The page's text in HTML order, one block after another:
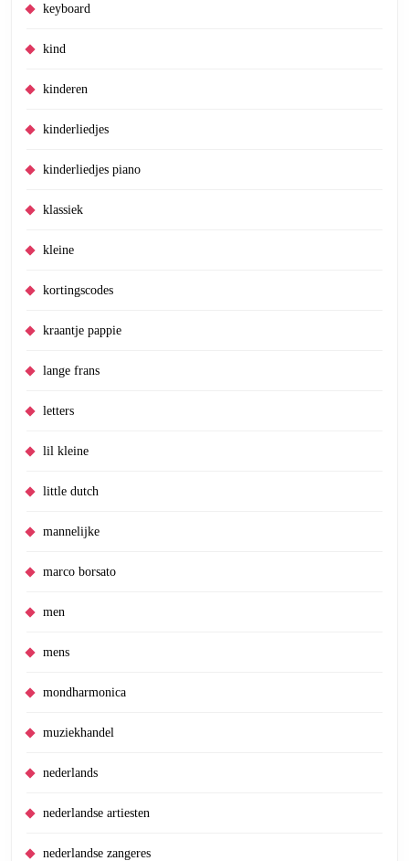
keyboard
kind
kinderen
kinderliedjes
kinderliedjes piano
klassiek
kleine
kortingscodes
kraantje pappie
lange frans
letters
lil kleine
little dutch
mannelijke
marco borsato
men
mens
mondharmonica
muziekhandel
nederlands
nederlandse artiesten
nederlandse zangeres